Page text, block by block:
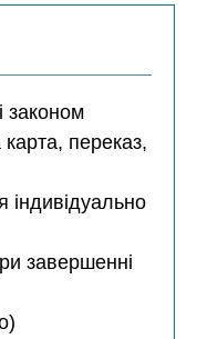
законом
переказ,
індивідуально
завершенні